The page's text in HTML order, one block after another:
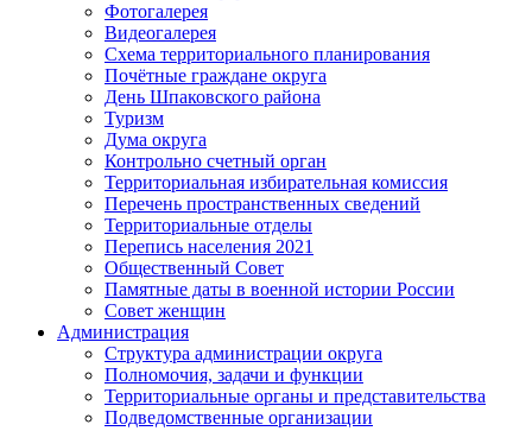
Фотогалерея
Видеогалерея
Схема территориального планирования
Почётные граждане округа
День Шпаковского района
Туризм
Дума округа
Контрольно счетный орган
Территориальная избирательная комиссия
Перечень пространственных сведений
Территориальные отделы
Перепись населения 2021
Общественный Совет
Памятные даты в военной истории России
Совет женщин
Администрация
Структура администрации округа
Полномочия, задачи и функции
Территориальные органы и представительства
Подведомственные организации